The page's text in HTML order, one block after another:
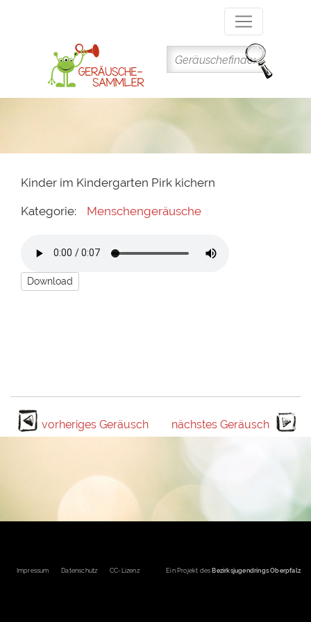
Inhalt
Kinder im Kindergarten Pirk kichern
Kategorie: Menschengeräusche
Download
vorheriges Geräusch nächstes Geräusch
Impressum Datenschutz CC-Lizenz Ein Projekt des Bezirksjugendrings Oberpfalz